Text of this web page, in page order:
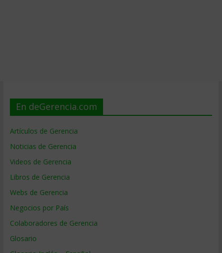
En deGerencia.com
Artículos de Gerencia
Noticias de Gerencia
Videos de Gerencia
Libros de Gerencia
Webs de Gerencia
Negocios por País
Colaboradores de Gerencia
Glosario